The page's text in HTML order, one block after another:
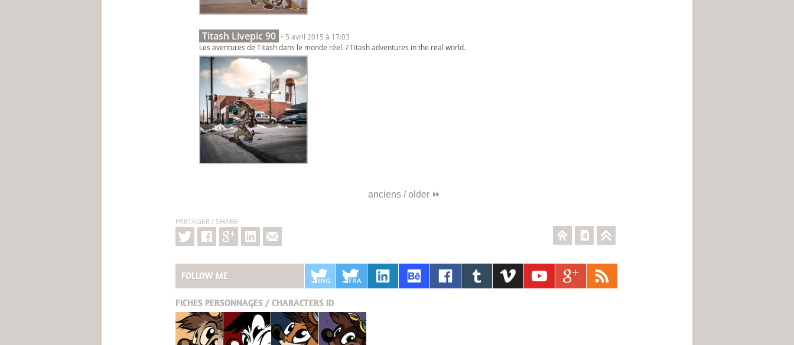
Titash Livepic 90 • 5 avril 2015 à 17:03
Les aventures de Titash dans le monde réel. / Titash adventures in the real world.
anciens / older ⏩
PARTAGER / SHARE
FOLLOW ME
FICHES PERSONNAGES / CHARACTERS ID
Titash Pistash Pucky Krabouille